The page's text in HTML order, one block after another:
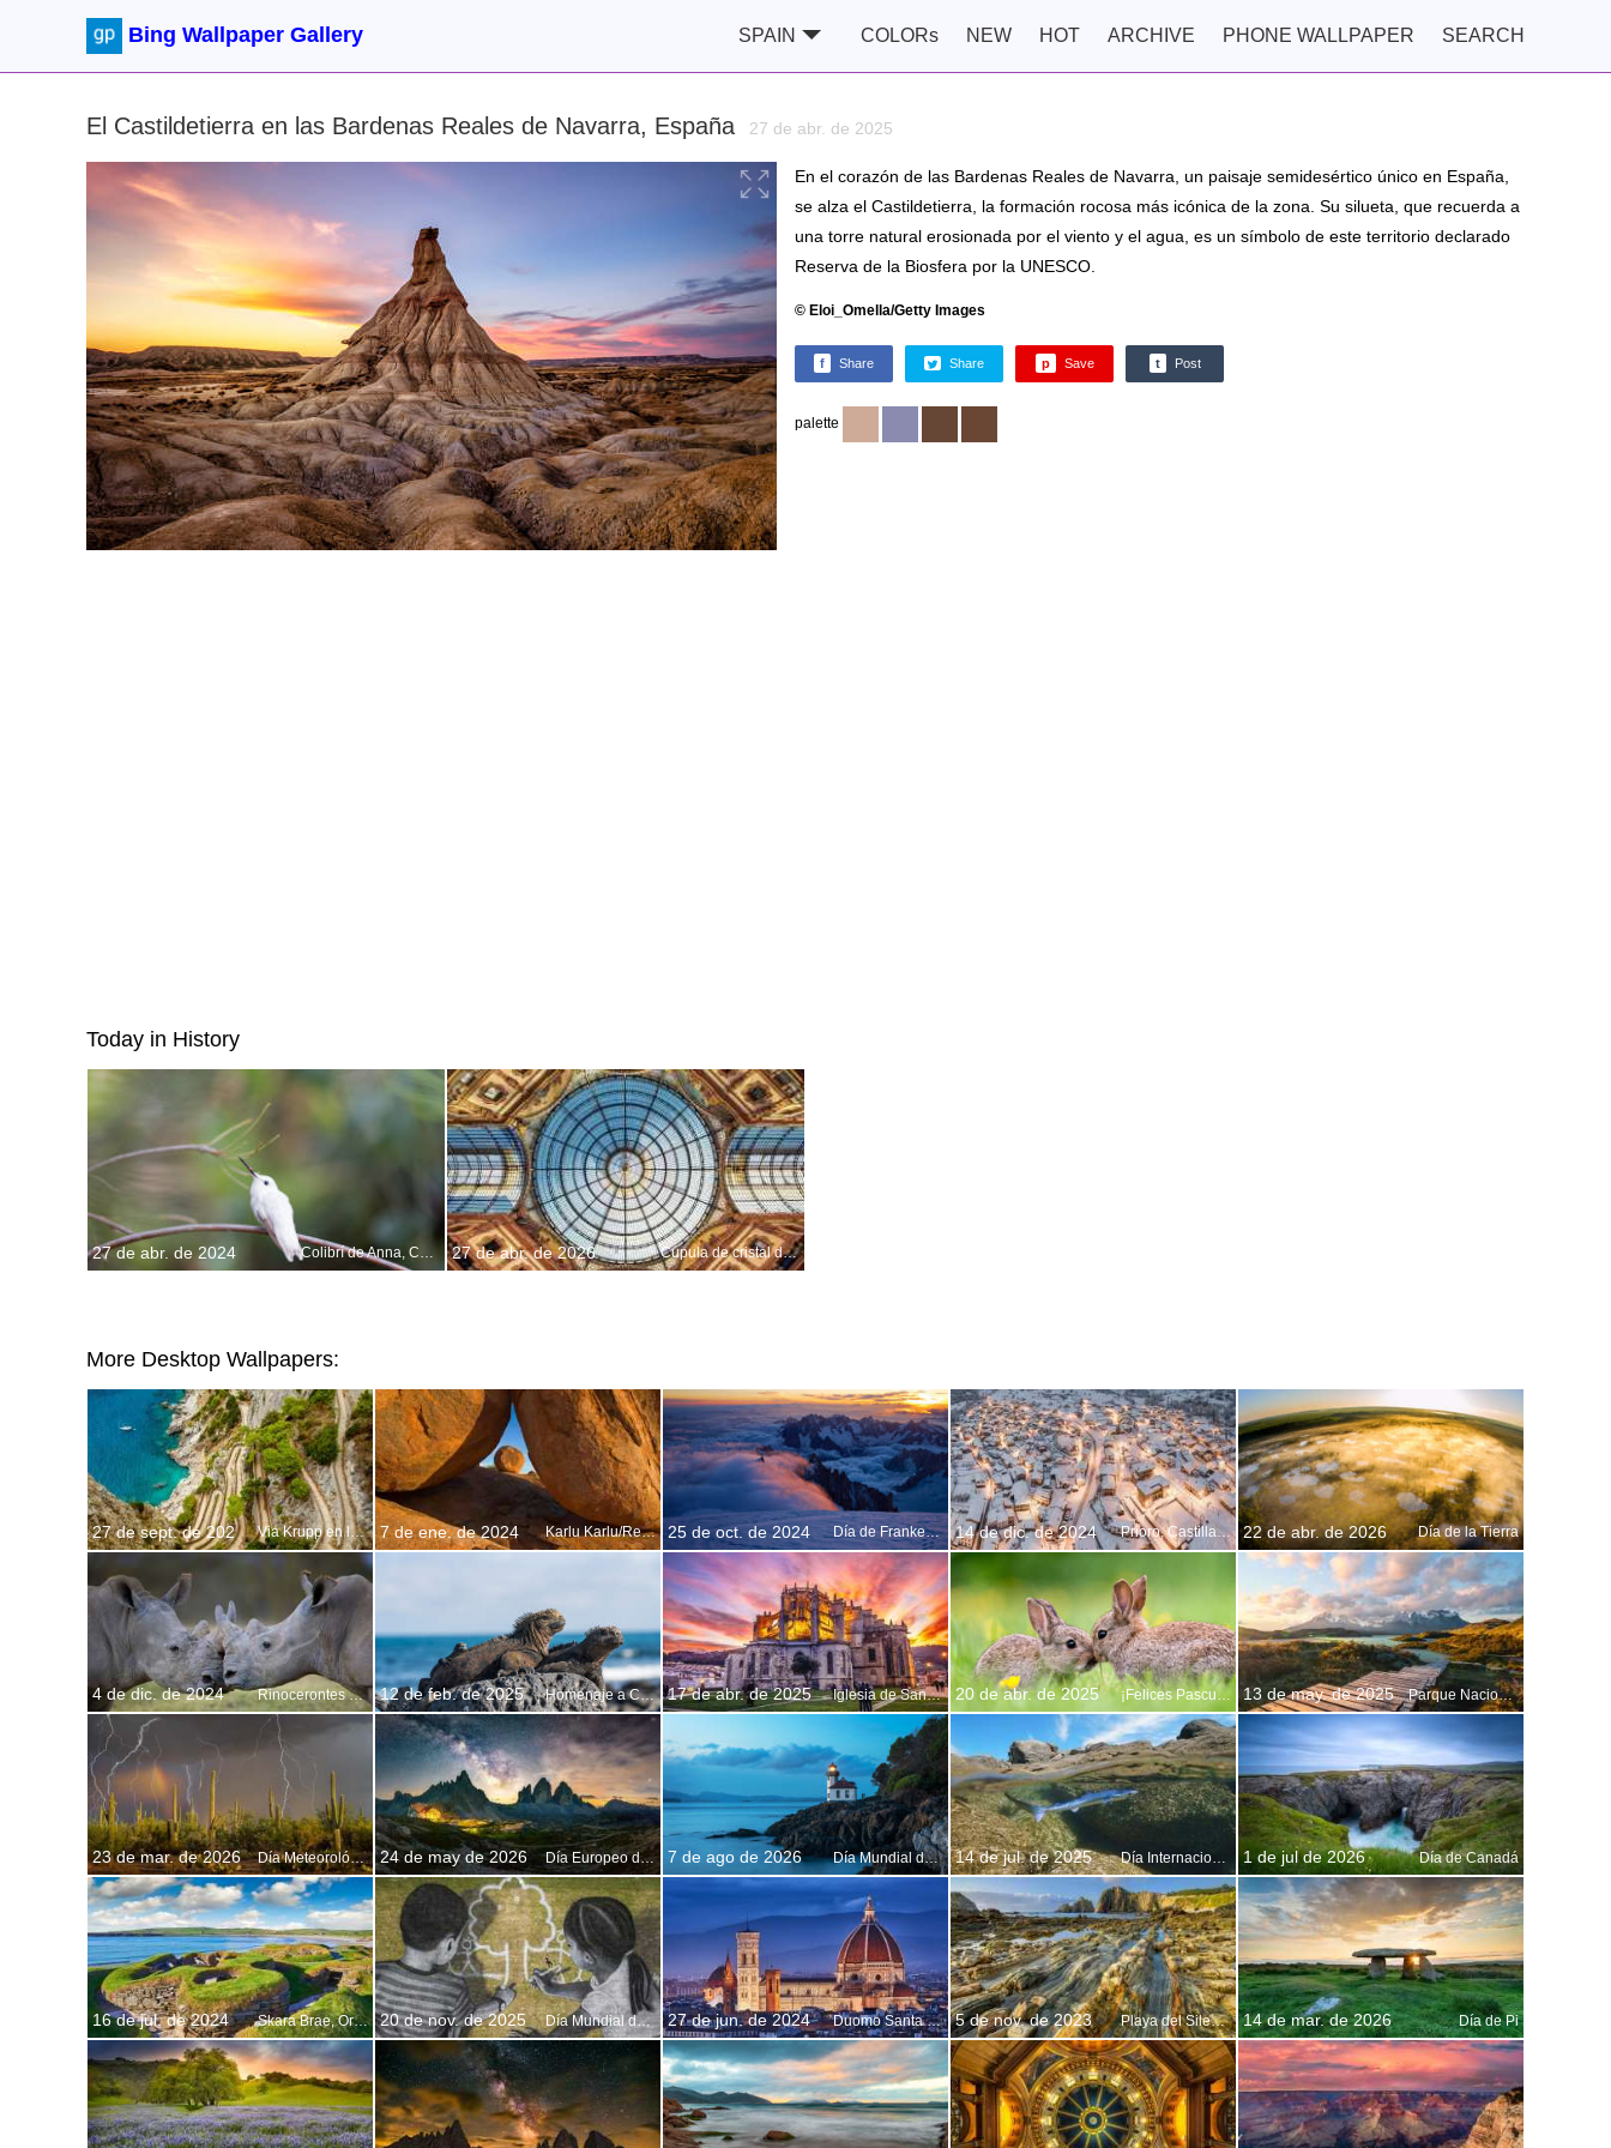
Bing Wallpaper Gallery SPAIN COLORs NEW HOT ARCHIVE PHONE WALLPAPER SEARCH
El Castildetierra en las Bardenas Reales de Navarra, España 27 de abr. de 2025
En el corazón de las Bardenas Reales de Navarra, un paisaje semidesértico único en España,
se alza el Castildetierra, la formación rocosa más icónica de la zona. Su silueta, que recuerda a
una torre natural erosionada por el viento y el agua, es un símbolo de este territorio declarado
Reserva de la Biosfera por la UNESCO.
© Eloi_Omella/Getty Images
f Share Share p Save t Post
palette
Today in History
27 de abr. de 2024 Colibrí de Anna, Campus de Santa Cruz, California, EE.UU. 27 de abr. de 2026 Cúpula de cristal de la Galería Víctor Manuel II, Milán, Italia
More Desktop Wallpapers:
27 de sept. de 202 Via Krupp en la isla de Capri, Italia 7 de ene. de 2024 Karlu Karlu/Reserva Natural Devils Marbles, Australia 25 de oct. de 2024 Día de Frankenstein 14 de dic. de 2024 Prioro, Castilla y León 22 de abr. de 2026 Día de la Tierra
4 de dic. de 2024 Rinocerontes en el Lago Nakuru, Kenia 12 de feb. de 2025 Homenaje a Charles Darwin 17 de abr. de 2025 Iglesia de Santa María de la Asunción, Castro-Urdiales, Cantabria, España 20 de abr. de 2025 ¡Felices Pascuas! 13 de may. de 2025 Parque Nacional Torres del Paine en Patagonia, Chile
23 de mar. de 2026 Día Meteorológico Mundial 24 de may de 2026 Día Europeo de los Parques 7 de ago de 2026 Día Mundial de los Faros 14 de jul. de 2025 1 de jul de 2026 Día de Canadá
16 de jul. de 2024 Skara Brae, Orcadas, Escocia 20 de nov. de 2025 Día Mundial del Niño 27 de jun. de 2024 Duomo Santa Maria del Fiore, Florencia 5 de nov. de 2023 Playa del Silencio, Asturias, España 14 de mar. de 2026 Día de Pi